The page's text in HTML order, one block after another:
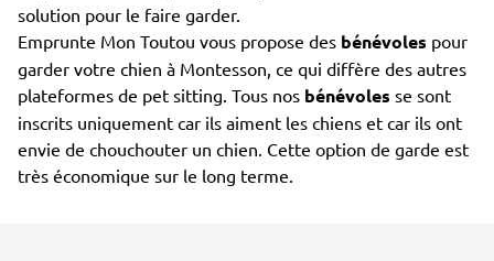
solution pour le faire garder.
Emprunte Mon Toutou vous propose des bénévoles pour
garder votre chien à Montesson, ce qui diffère des autres
plateformes de pet sitting. Tous nos bénévoles se sont
inscrits uniquement car ils aiment les chiens et car ils ont
envie de chouchouter un chien. Cette option de garde est
très économique sur le long terme.